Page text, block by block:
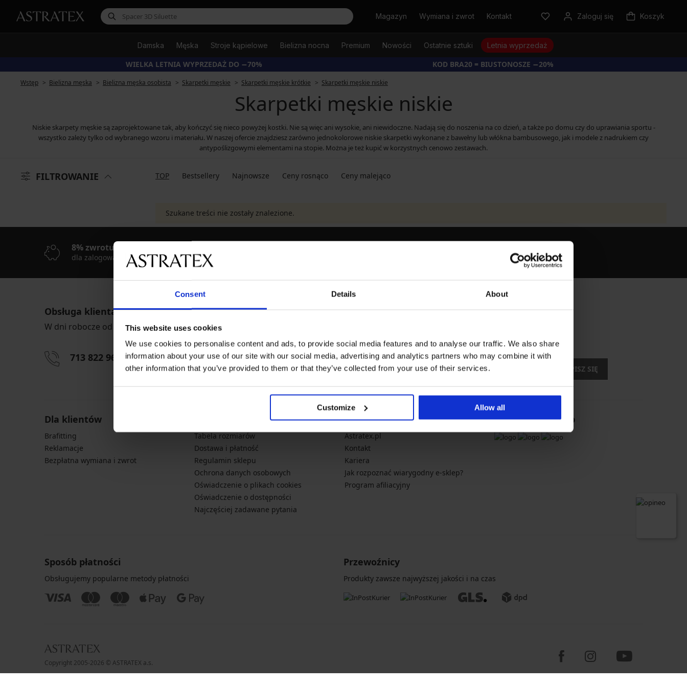
Consent Details About
This website uses cookies
We use cookies to personalise content and ads, to provide social media features and to analyse our traffic. We also share
information about your use of our site with our social media, advertising and analytics partners who may combine it with
other information that you’ve provided to them or that they’ve collected from your use of their services.
Customize Allow all
SzukajMagazyn Wymiana i zwrot Kontakt Zaloguj się Koszyk
Damska Męska Stroje kąpielowe Bielizna nocna Premium Nowości Ostatnie sztuki Letnia wyprzedaż
WIELKA LETNIA WYPRZEDAŻ DO −70% KOD BRA20 = BIUSTONOSZE −20%
Wstęp Bielizna męska Bielizna męska osobista Skarpetki męskie Skarpetki męskie krótkie Skarpetki męskie niskie
Skarpetki męskie niskie
Niskie skarpety męskie są zaprojektowane tak, aby kończyć się nieco powyżej kostki. Nie są więc ani wysokie, ani niewidoczne. Nadają się do noszenia na co dzień, a także po domu czy do uprawiania sportu -
wszystko zależy tylko od wybranego wzoru i materiału. W naszej ofercie znajdziesz zarówno jednokolorowe niskie skarpetki wykonane z bawełny lub włókna bambusowego, jak i modele z nadrukiem czy
antypoślizgowymi elementami na stopie. Można je też kupić w korzystnych cenowo zestawach.
FILTROWANIE TOP Bestsellery Najnowsze Ceny rosnąco Ceny malejąco
Szukane treści nie zostały znalezione.
8% zwrotu z zakupów
dla zalogowanych klientów biustonosz
Obsługa klienta
W dni robocze od 8.00 do 16.00
713 822 963 info@astratex.pl
Newsletter
nowości promocje zniżki
ZAPISZ SIĘ
Dla klientów
Brafitting
Reklamacje
Bezpłatna wymiana i zwrot
Informacje ogólne
Tabela rozmiarów
Dostawa i płatność
Regulamin sklepu
Ochrona danych osobowych
Oświadczenie o plikach cookies
Oświadczenie o dostępności
Najczęściej zadawane pytania
O firmie
Astratex.pl
Kontakt
Kariera
Jak rozpoznać wiarygodny e-sklep?
Program afiliacyjny
Wiarygodny sklep
Sposób płatności
Obsługujemy popularne metody płatności
Przewoźnicy
Produkty zawsze najwyższej jakości i na czas
Copyright 2005-2026 © ASTRATEX a.s.